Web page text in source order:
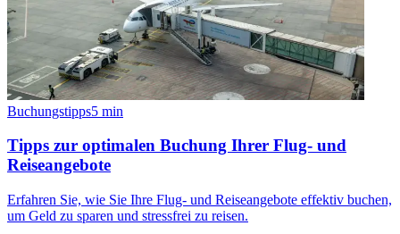
Buchungstipps5 min
Tipps zur optimalen Buchung Ihrer Flug- und
Reiseangebote
Erfahren Sie, wie Sie Ihre Flug- und Reiseangebote effektiv buchen,
um Geld zu sparen und stressfrei zu reisen.